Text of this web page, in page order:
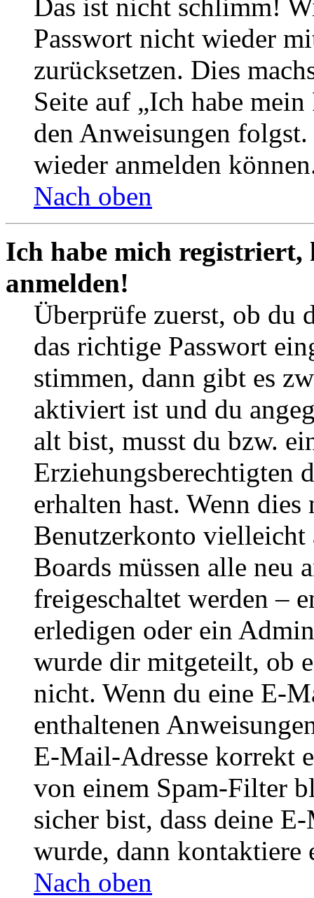
Das ist nicht schlimm!
Passwort nicht wieder
zurücksetzen. Dies
Seite auf „Ich habe
den Anweisungen
wieder anmelden
Nach oben
Ich habe mich
anmelden!
Überprüfe zuerst, ob du
das richtige Passwort
stimmen, dann gibt es
aktiviert ist und du
alt bist, musst du bzw.
Erziehungsberechtigten
erhalten hast. Wenn
Benutzerkonto
Boards müssen alle neu
freigeschaltet werden –
erledigen oder ein
wurde dir mitgeteilt, ob
nicht. Wenn du eine E-
enthaltenen
E-Mail-Adresse korrekt
von einem Spam-Filter
sicher bist, dass deine
wurde, dann kontaktiere
Nach oben